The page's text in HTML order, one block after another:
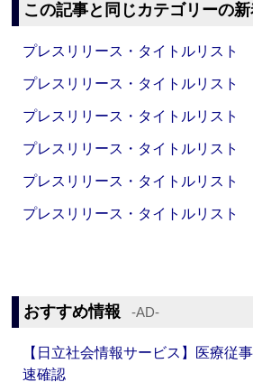
この記事と同じカテゴリーの
プレスリリース・タイトルリスト
プレスリリース・タイトルリスト
プレスリリース・タイトルリスト
プレスリリース・タイトルリスト
プレスリリース・タイトルリスト
プレスリリース・タイトルリスト
おすすめ情報 ‐AD‐
【日立社会情報サービス】医療従
速確認